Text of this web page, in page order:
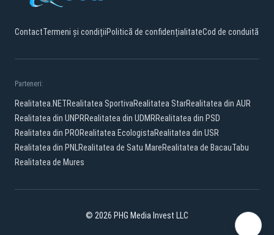
ContactTermeni și condițiiPolitică de confidențialitateCod de conduită
Parteneri:
Realitatea.NETRealitatea SportivaRealitatea StarRealitatea din AUR
Realitatea din UNPRRealitatea din UDMRRealitatea din PSD
Realitatea din PRORealitatea EcologistaRealitatea din USR
Realitatea din PNLRealitatea de Satu MareRealitatea de BacauTabu
Realitatea de Mures
© 2026 PHG Media Invest LLC